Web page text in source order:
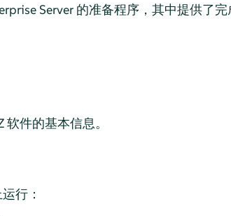
Server的准备程序，其中提供了完
件的基本信息。
行：